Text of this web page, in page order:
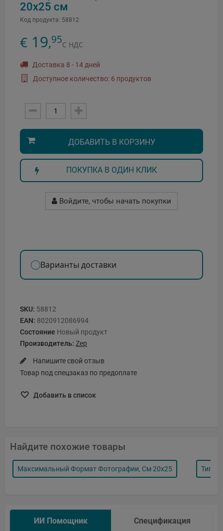
20x25 см
Код продукта: 58812
€ 19,95С НДС
Доставка 8 - 14 дней
Доступное количество: 6 продуктов
ДОБАВИТЬ В КОРЗИНУ
ПОКУПКА В ОДИН КЛИК
Войдите, чтобы начать покупки
Варианты доставки
SKU: 58812
EAN: 8020912086994
Состояние Новый продукт
Производитель: Zep
Напишите свой отзыв
Товар под спецзаказ по предоплате
Добавить в список
Найдите похожие товары
Максимальный Формат Фотографии, См 20x25 Тип
ИИ Помощник Спецификация